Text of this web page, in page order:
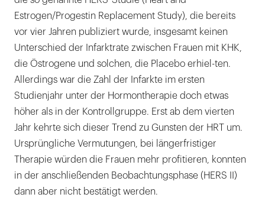
Estrogen/Progestin Replacement Study), die bereits
vor vier Jahren publiziert wurde, insgesamt keinen
Unterschied der Infarktrate zwischen Frauen mit KHK,
die Östrogene und solchen, die Placebo erhiel-ten.
Allerdings war die Zahl der Infarkte im ersten
Studienjahr unter der Hormontherapie doch etwas
höher als in der Kontrollgruppe. Erst ab dem vierten
Jahr kehrte sich dieser Trend zu Gunsten der HRT um.
Ursprüngliche Vermutungen, bei längerfristiger
Therapie würden die Frauen mehr profitieren, konnten
in der anschließenden Beobachtungsphase (HERS II)
dann aber nicht bestätigt werden.